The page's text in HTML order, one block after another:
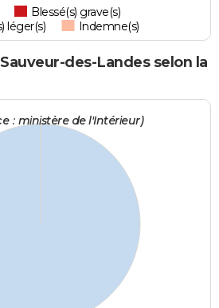
Blessé(s) grave(s)
léger(s)
Indemne(s)
des-Landes selon la
: ministère de l'Intérieur)